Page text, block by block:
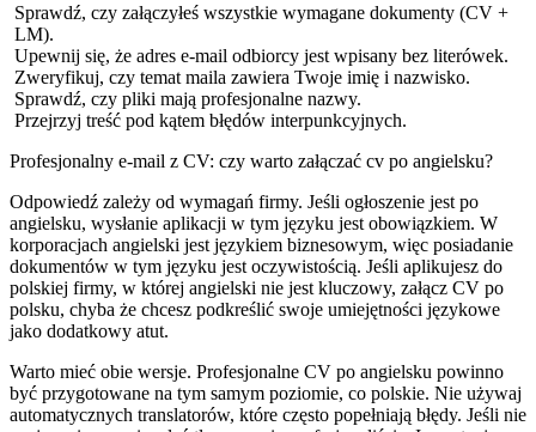
Sprawdź, czy załączyłeś wszystkie wymagane dokumenty (CV +
LM).
Upewnij się, że adres e-mail odbiorcy jest wpisany bez literówek.
Zweryfikuj, czy temat maila zawiera Twoje imię i nazwisko.
Sprawdź, czy pliki mają profesjonalne nazwy.
Przejrzyj treść pod kątem błędów interpunkcyjnych.
Profesjonalny e-mail z CV: czy warto załączać cv po angielsku?
Odpowiedź zależy od wymagań firmy. Jeśli ogłoszenie jest po
angielsku, wysłanie aplikacji w tym języku jest obowiązkiem. W
korporacjach angielski jest językiem biznesowym, więc posiadanie
dokumentów w tym języku jest oczywistością. Jeśli aplikujesz do
polskiej firmy, w której angielski nie jest kluczowy, załącz CV po
polsku, chyba że chcesz podkreślić swoje umiejętności językowe
jako dodatkowy atut.
Warto mieć obie wersje. Profesjonalne CV po angielsku powinno
być przygotowane na tym samym poziomie, co polskie. Nie używaj
automatycznych translatorów, które często popełniają błędy. Jeśli nie